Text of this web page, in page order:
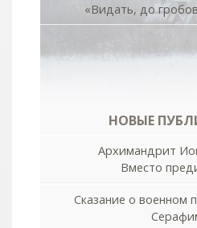
«Видать, до
НОВЫЕ
Архимандрит
Вместо
Сказание о военном